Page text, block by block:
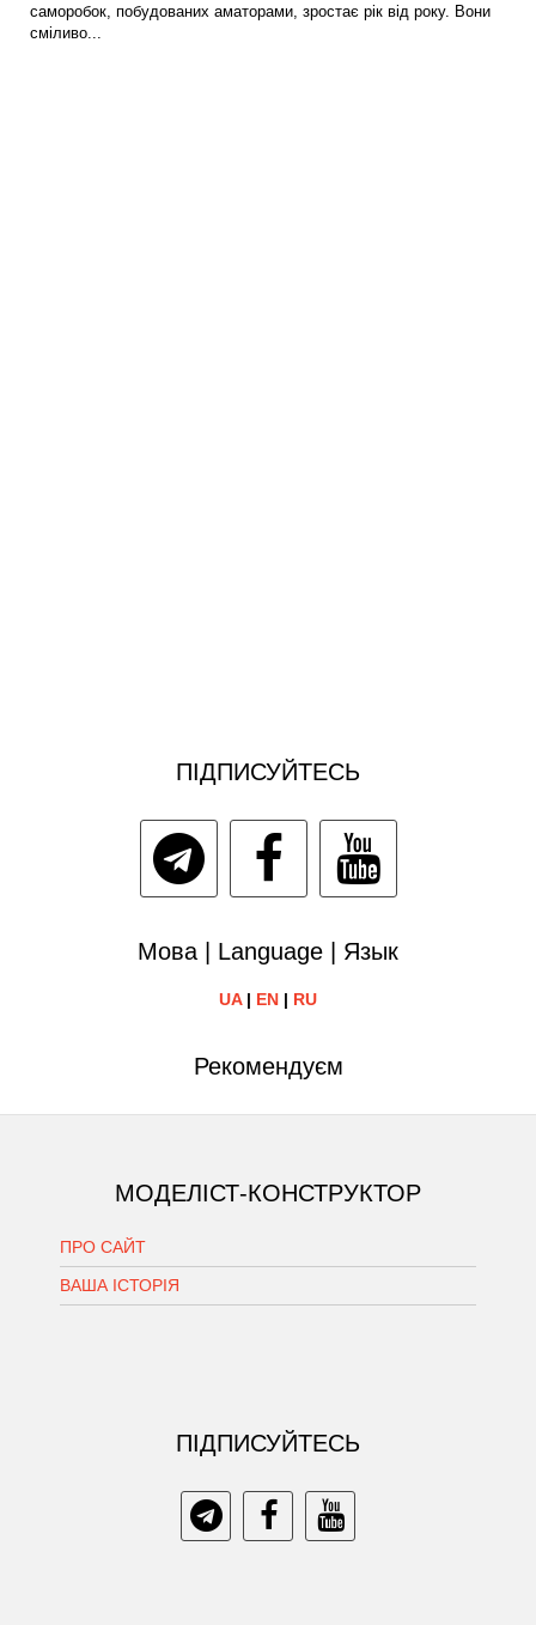
саморобок, побудованих аматорами, зростає рік від року. Вони
сміливо...
ПІДПИСУЙТЕСЬ
Мова | Language | Язык
UA| EN | RU
Рекомендуєм
МОДЕЛІСТ-КОНСТРУКТОР
ПРО САЙТ
ВАША ІСТОРІЯ
ПIДПИСУЙТЕСЬ